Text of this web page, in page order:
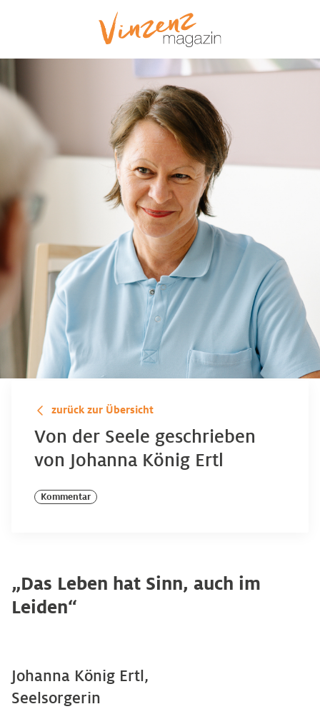
zurück zur Übersicht
Von der Seele geschrieben
von Johanna König Ertl
Kommentar
„Das Leben hat Sinn, auch im
Leiden“
Johanna König Ertl,
Seelsorgerin